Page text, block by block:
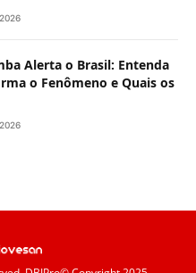
Alerta o Brasil: Entenda
o Fenômeno e Quais os